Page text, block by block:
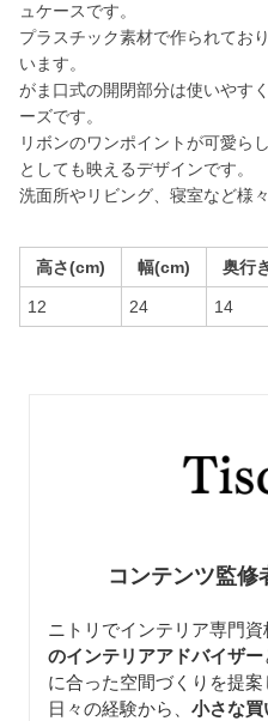
ュケースです。
プラスチック素材で作られてお
います。
がま口式の開閉部分は使いやす
ーズです。
リボンのワンポイントが可愛ら
としても映えるデザインです。
洗面所やリビング、寝室など様
高さ(cm) 幅(cm) 奥行
12 24 14
コンテンツ監
ニトリでインテリア専門
のインテリアアドバイザー
に合った空間づくりを提案
日々の経験から、 小さな買